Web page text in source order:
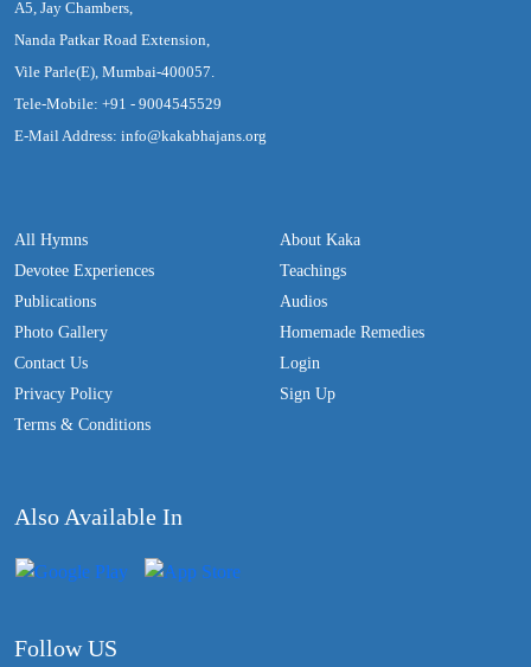
A5, Jay Chambers,
Nanda Patkar Road Extension,
Vile Parle(E), Mumbai-400057.
Tele-Mobile: +91 - 9004545529
E-Mail Address: info@kakabhajans.org
All Hymns
Devotee Experiences
Publications
Photo Gallery
Contact Us
Privacy Policy
Terms & Conditions
About Kaka
Teachings
Audios
Homemade Remedies
Login
Sign Up
Also Available In
Follow US